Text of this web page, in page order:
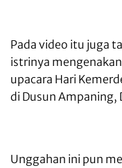
Pada video itu juga
istrinya
upacara Hari
di Dusun Ampaning,
Unggahan ini pun